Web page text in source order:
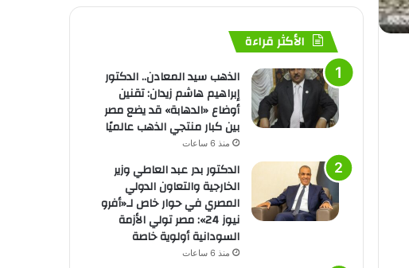
الأكثر قراءة
الذهب سيد المعادن.. الدكتور
إبراهيم هاشم زيدان: تقنين
أوضاع «الدهابة» قد يضع مصر
بين كبار منتجي الذهب عالميًا
منذ 6 ساعات
الدكتور بدر عبد العاطي وزير
الخارجية والتعاون الدولي
المصري في حوار خاص لـ«أفرو
نيوز 24»: مصر تولي الأزمة
السودانية أولوية خاصة
منذ 6 ساعات